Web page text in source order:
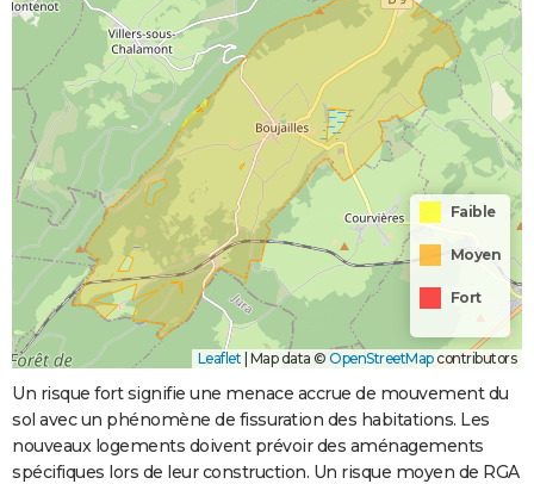
Faible
Moyen
Fort
Leaflet | Map data © OpenStreetMapcontributors
Un risque fort signifie une menace accrue de mouvement du
sol avec un phénomène de fissuration des habitations. Les
nouveaux logements doivent prévoir des aménagements
spécifiques lors de leur construction. Un risque moyen de RGA